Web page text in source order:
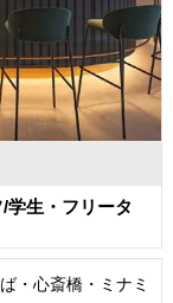
学生・フリータ
・心斎橋・ミナミ